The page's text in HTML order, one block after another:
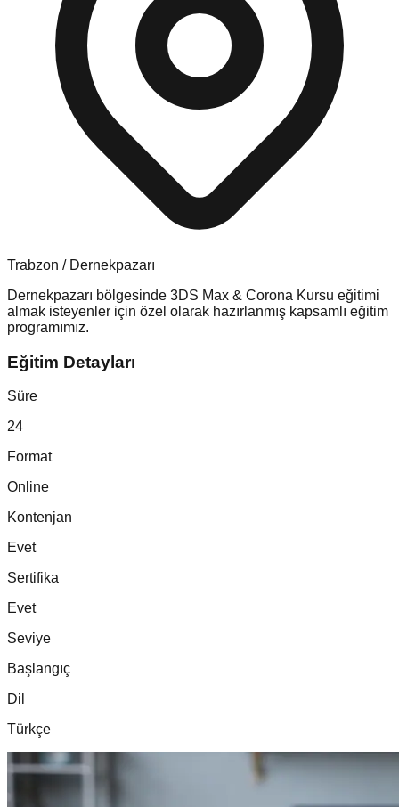
Trabzon / Dernekpazarı
Dernekpazarı bölgesinde 3DS Max & Corona Kursu eğitimi
almak isteyenler için özel olarak hazırlanmış kapsamlı eğitim
programımız.
Eğitim Detayları
Süre
24
Format
Online
Kontenjan
Evet
Sertifika
Evet
Seviye
Başlangıç
Dil
Türkçe